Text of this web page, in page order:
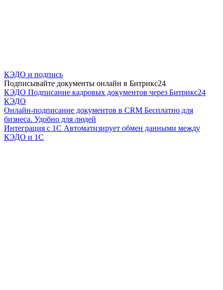
КЭДО и подпись
Подписывайте документы онлайн в Битрикс24
КЭДО Подписание кадровых документов через Битрикс24
КЭДО
Онлайн-подписание документов в CRM Бесплатно для
бизнеса. Удобно для людей
Интеграция с 1С Автоматизирует обмен данными между
КЭДО и 1С